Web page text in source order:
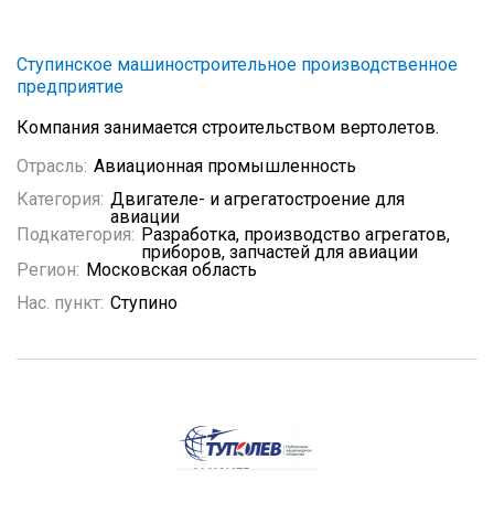
Ступинское машиностроительное производственное
предприятие
Компания занимается строительством вертолетов.
Отрасль: Авиационная промышленность
Категория: Двигателе- и агрегатостроение для
авиации
Подкатегория: Разработка, производство агрегатов,
приборов, запчастей для авиации
Регион: Московская область
Нас. пункт: Ступино